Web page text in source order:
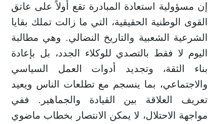
إن مسؤولية استعادة المبادرة تقع أولاً على عاتق
القوى الوطنية الحقيقية، التي ما زالت تملك بقايا
الشرعية الشعبية والتاريخ النضالي. وهي مطالبة
اليوم لا فقط بالتصدي للوكلاء الجدد، بل بإعادة
بناء الثقة، وتجديد أدوات العمل السياسي
والاجتماعي، بما ينسجم مع تطلعات الناس ويعيد
تعريف العلاقة بين القيادة والجماهير. ففي
مواجهة الاحتلال، لا يمكن الانتصار بخطاب ماضوي